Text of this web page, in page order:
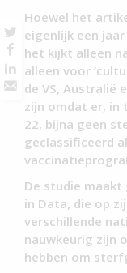
Hoewel het
eigenlijk een
het kijkt alleen
alleen voor
de VS, Australië
zijn omdat er, in
22, bijna geen
geclassificeerd
De studie maakt
in Data, die op
verschillende
nauwkeurig zijn
hebben om